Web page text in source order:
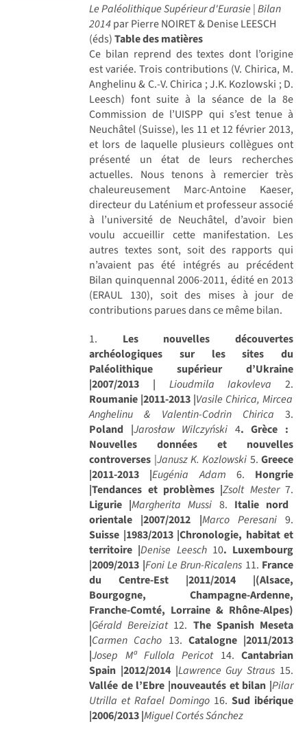
Le Paléolithique Supérieur d'Eurasie | Bilan
2014par Pierre NOIRET & Denise LEESCH
(éds)Table des matières
Ce bilan reprend des textes dont l’origine
est variée. Trois contributions (V. Chirica, M.
Anghelinu & C.-V. Chirica ; J.K. Kozlowski ; D.
Leesch) font suite à la séance de la 8e
Commission de l’UISPP qui s’est tenue à
Neuchâtel (Suisse), les 11 et 12 février 2013,
et lors de laquelle plusieurs collègues ont
présenté un état de leurs recherches
actuelles. Nous tenons à remercier très
chaleureusement Marc-Antoine Kaeser,
directeur du Laténium et professeur associé
à l’université de Neuchâtel, d’avoir bien
voulu accueillir cette manifestation. Les
autres textes sont, soit des rapports qui
n’avaient pas été intégrés au précédent
Bilan quinquennal 2006-2011, édité en 2013
(ERAUL 130), soit des mises à jour de
contributions parues dans ce même bilan.
1. Les nouvelles découvertes
archéologiques sur les sites du
Paléolithique supérieur d’Ukraine
|2007/2013 | Lioudmila Iakovleva 2.
Roumanie |2011-2013 |Vasile Chirica, Mircea
Anghelinu & Valentin-Codrin Chirica 3.
Poland |Jarosław Wilczyński 4. Grèce :
Nouvelles données et nouvelles
controverses |Janusz K. Kozlowski 5. Greece
|2011-2013 |Eugénia Adam 6. Hongrie
|Tendances et problèmes |Zsolt Mester7.
Ligurie |Margherita Mussi 8. Italie nord
orientale |2007/2012 |Marco Peresani9.
Suisse |1983/2013 |Chronologie, habitat et
territoire |Denise Leesch10. Luxembourg
|2009/2013 |Foni Le Brun-Ricalens 11. France
du Centre-Est |2011/2014 |(Alsace,
Bourgogne, Champagne-Ardenne,
Franche-Comté, Lorraine & Rhône-Alpes)
|Gérald Bereiziat12. The Spanish Meseta
|Carmen Cacho 13. Catalogne |2011/2013
|Josep Mª Fullola Pericot14. Cantabrian
Spain |2012/2014 |Lawrence Guy Straus 15.
Vallée de l’Ebre |nouveautés et bilan |Pilar
Utrilla et Rafael Domingo16. Sud ibérique
|2006/2013 |Miguel Cortés Sánchez